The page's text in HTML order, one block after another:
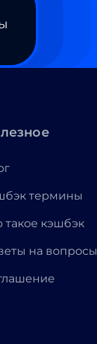
термины
такое кэшбэк
на вопросы